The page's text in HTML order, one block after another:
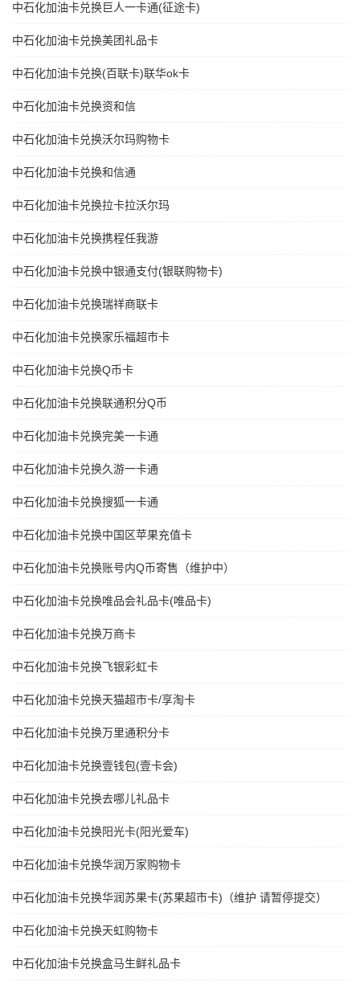
中石化加油卡兑换巨人一卡通(征途卡)
中石化加油卡兑换美团礼品卡
中石化加油卡兑换(百联卡)联华ok卡
中石化加油卡兑换资和信
中石化加油卡兑换沃尔玛购物卡
中石化加油卡兑换和信通
中石化加油卡兑换拉卡拉沃尔玛
中石化加油卡兑换携程任我游
中石化加油卡兑换中银通支付(银联购物卡)
中石化加油卡兑换瑞祥商联卡
中石化加油卡兑换家乐福超市卡
中石化加油卡兑换Q币卡
中石化加油卡兑换联通积分Q币
中石化加油卡兑换完美一卡通
中石化加油卡兑换久游一卡通
中石化加油卡兑换搜狐一卡通
中石化加油卡兑换中国区苹果充值卡
中石化加油卡兑换账号内Q币寄售（维护中）
中石化加油卡兑换唯品会礼品卡(唯品卡)
中石化加油卡兑换万商卡
中石化加油卡兑换飞银彩虹卡
中石化加油卡兑换天猫超市卡/享淘卡
中石化加油卡兑换万里通积分卡
中石化加油卡兑换壹钱包(壹卡会)
中石化加油卡兑换去哪儿礼品卡
中石化加油卡兑换阳光卡(阳光爱车)
中石化加油卡兑换华润万家购物卡
中石化加油卡兑换华润苏果卡(苏果超市卡)（维护 请暂停提交）
中石化加油卡兑换天虹购物卡
中石化加油卡兑换盒马生鲜礼品卡